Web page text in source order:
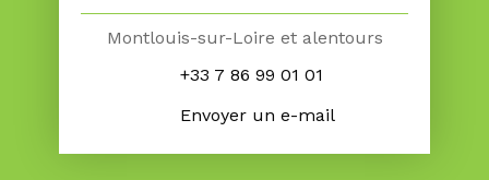
Montlouis-sur-Loire et alentours
+33 7 86 99 01 01
Envoyer un e-mail